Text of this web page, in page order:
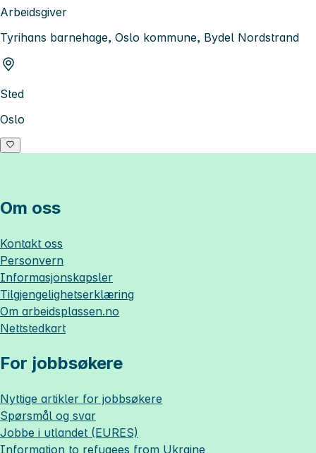
Arbeidsgiver
Tyrihans barnehage, Oslo kommune, Bydel Nordstrand
Sted
Oslo
Om oss
Kontakt oss
Personvern
Informasjonskapsler
Tilgjengelighetserklæring
Om arbeidsplassen.no
Nettstedkart
For jobbsøkere
Nyttige artikler for jobbsøkere
Spørsmål og svar
Jobbe i utlandet (EURES)
Information to refugees from Ukraine